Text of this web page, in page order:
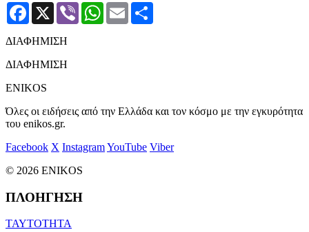
Facebook
X Viber WhatsApp
Email
ΔΙΑΦΗΜΙΣΗ
ΔΙΑΦΗΜΙΣΗ
ENIKOS
Όλες οι ειδήσεις από την Ελλάδα και τον κόσμο με την εγκυρότητα
του enikos.gr.
Facebook X InstagramYouTube Viber
© 2026 ENIKOS
ΠΛΟΗΓΗΣΗ
ΤΑΥΤΟΤΗΤΑ